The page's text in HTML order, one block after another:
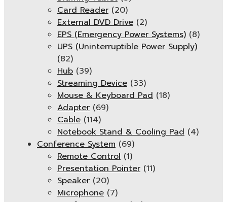
Card Reader (20)
External DVD Drive (2)
EPS (Emergency Power Systems) (8)
UPS (Uninterruptible Power Supply)
(82)
Hub (39)
Streaming Device (33)
Mouse & Keyboard Pad (18)
Adapter (69)
Cable (114)
Notebook Stand & Cooling Pad (4)
Conference System (69)
Remote Control (1)
Presentation Pointer (11)
Speaker (20)
Microphone (7)